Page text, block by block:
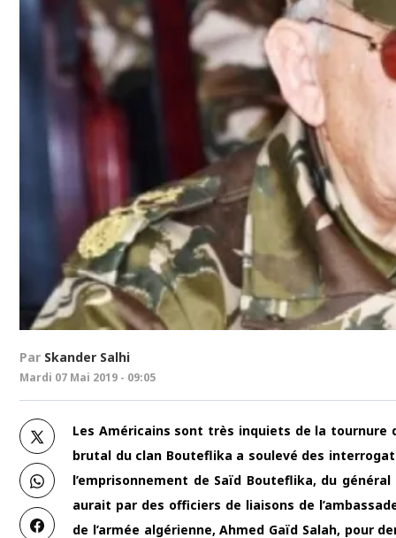
Par Skander Salhi
Mardi 07 Mai 2019 - 09:05
Les Américains sont très inquiets de la
brutal du clan Bouteflika a soulevé des
l’emprisonnement de Saïd Bouteflika, du
aurait par des officiers de liaisons de
de l’armée algérienne, Ahmed Gaïd Salah, pour